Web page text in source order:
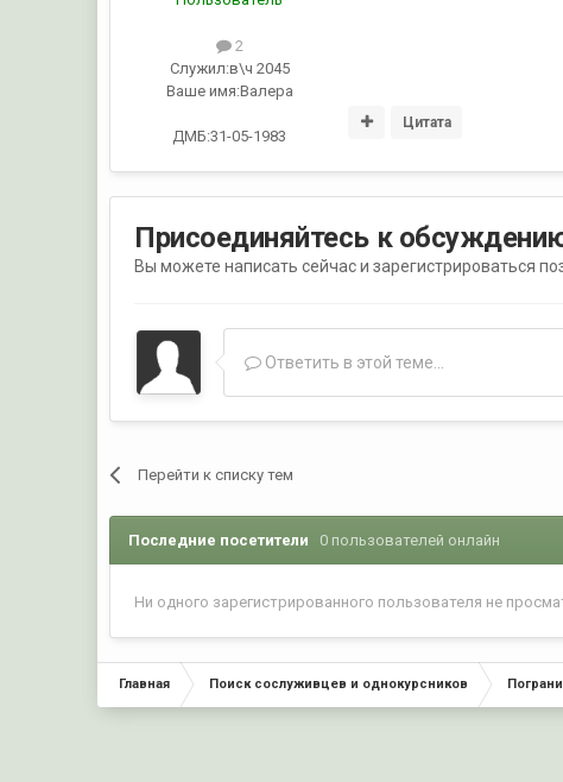
2
Служил:в\ч 2045
Ваше имя:Валера
ДМБ:31-05-1983
Цитата
Присоединяйтесь к
Вы можете написать сейчас и зарегистрироваться
Ответить в этой теме...
Перейти к списку тем
Последние посетители 0 пользователей онлайн
Ни одного зарегистрированного пользователя не
Главная Поиск сослуживцев и однокурсников